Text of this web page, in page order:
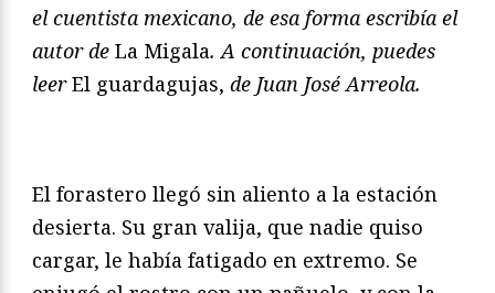
el cuentista mexicano, de esa forma escribía el
autor de La Migala. A continuación, puedes
leerEl guardagujas, de Juan José Arreola.
El forastero llegó sin aliento a la estación
desierta. Su gran valija, que nadie quiso
cargar, le había fatigado en extremo. Se